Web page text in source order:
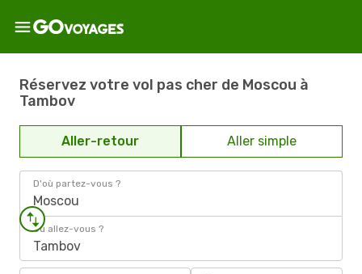
Réservez votre vol pas cher de Moscou à
Tambov
Aller-retour Aller simple
D'où partez-vous ?
Moscou
Où allez-vous ?
Tambov